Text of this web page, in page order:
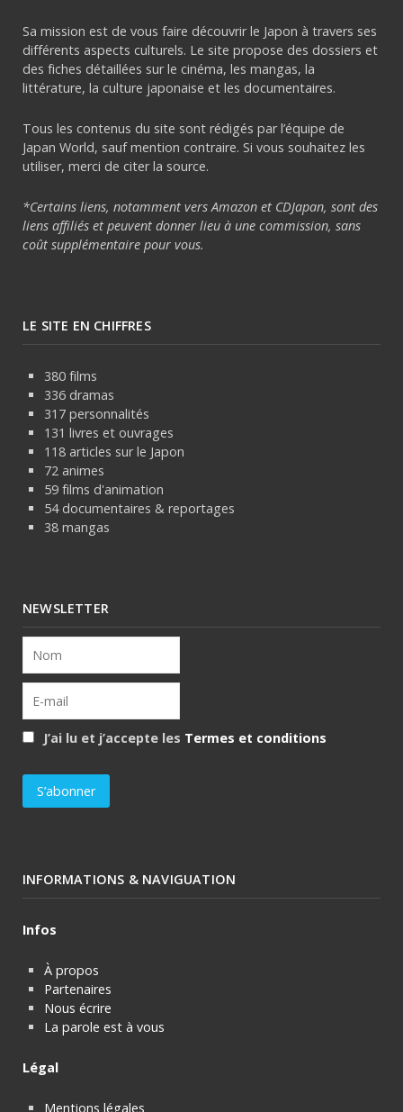
Sa mission est de vous faire découvrir le Japon à travers ses
différents aspects culturels. Le site propose des dossiers et
des fiches détaillées sur le cinéma, les mangas, la
littérature, la culture japonaise et les documentaires.
Tous les contenus du site sont rédigés par l’équipe de
Japan World, sauf mention contraire. Si vous souhaitez les
utiliser, merci de citer la source.
*Certains liens, notamment vers Amazon et CDJapan, sont des
liens affiliés et peuvent donner lieu à une commission, sans
coût supplémentaire pour vous.
LE SITE EN CHIFFRES
380 films
336 dramas
317 personnalités
131 livres et ouvrages
118 articles sur le Japon
72 animes
59 films d'animation
54 documentaires & reportages
38 mangas
NEWSLETTER
J’ai lu et j’accepte les Termes et conditions
INFORMATIONS & NAVIGUATION
Infos
À propos
Partenaires
Nous écrire
La parole est à vous
Légal
Mentions légales